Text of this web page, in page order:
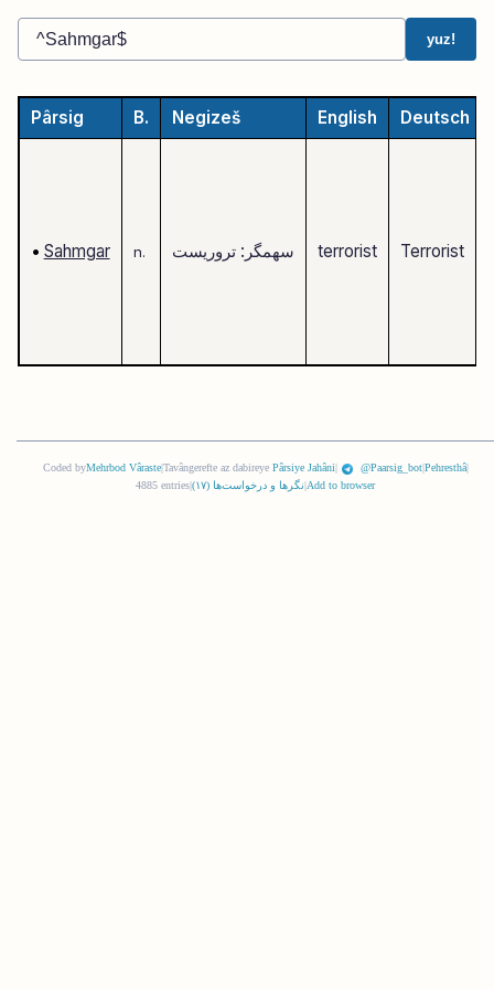
yuz!
Pârsig B. Negizeš English Deutsch
• Sahmgar n. سهمگر: تروریست terrorist Terrorist
Coded byMehrbod Vâraste|Tavângerefte az dabireye Pârsiye Jahâni| @Paarsig_bot|Pehresthâ|
4885 entries
نگرها و درخواست‌ها (١٧) Add to browser